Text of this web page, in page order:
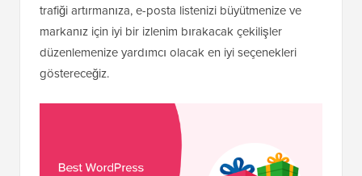
trafiği artırmanıza, e-posta listenizi büyütmenize ve
markanız için iyi bir izlenim bırakacak çekilişler
düzenlemenize yardımcı olacak en iyi seçenekleri
göstereceğiz.